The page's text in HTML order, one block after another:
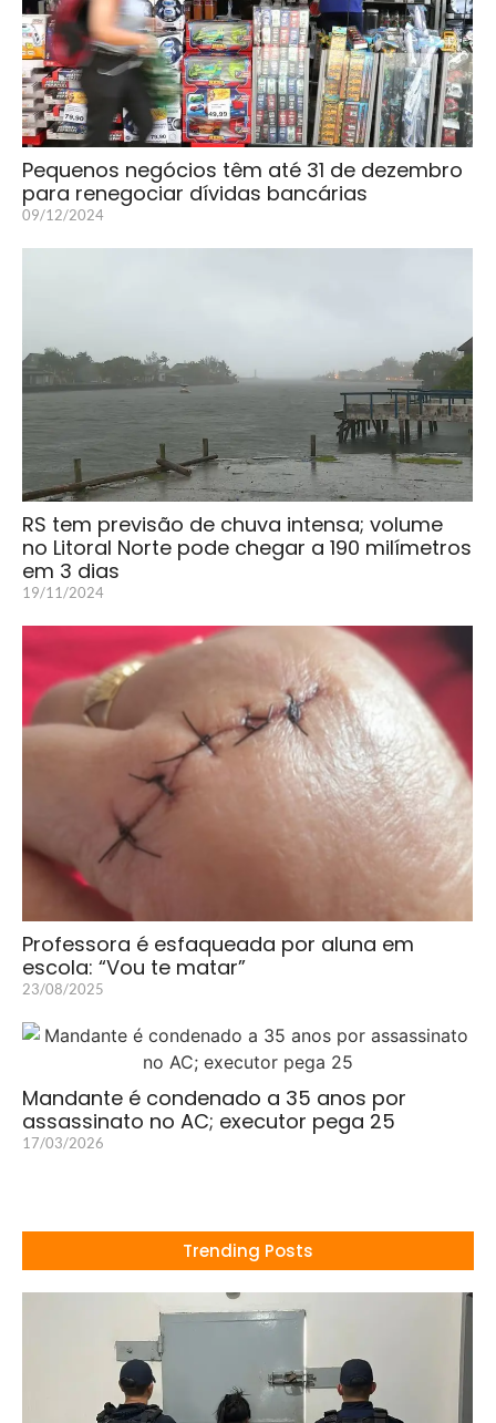
Pequenos negócios têm até 31 de dezembro
para renegociar dívidas bancárias
09/12/2024
RS tem previsão de chuva intensa; volume
no Litoral Norte pode chegar a 190 milímetros
em 3 dias
19/11/2024
Professora é esfaqueada por aluna em
escola: “Vou te matar”
23/08/2025
Mandante é condenado a 35 anos por
assassinato no AC; executor pega 25
17/03/2026
Trending Posts